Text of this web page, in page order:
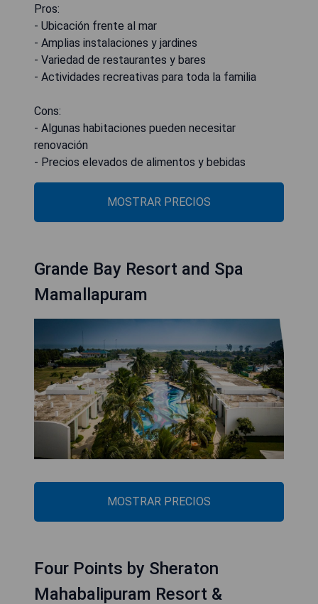
Pros:
- Ubicación frente al mar
- Amplias instalaciones y jardines
- Variedad de restaurantes y bares
- Actividades recreativas para toda la familia
Cons:
- Algunas habitaciones pueden necesitar
renovación
- Precios elevados de alimentos y bebidas
MOSTRAR PRECIOS
Grande Bay Resort and Spa
Mamallapuram
MOSTRAR PRECIOS
Four Points by Sheraton
Mahabalipuram Resort &